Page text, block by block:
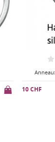
9 CHF